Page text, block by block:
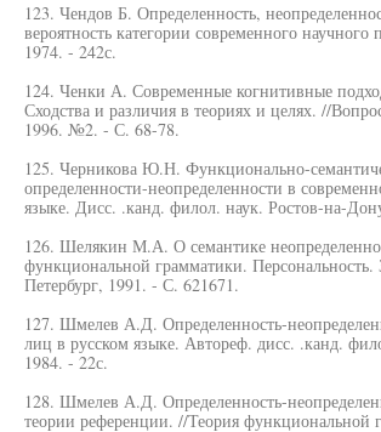
123. Чендов Б. Определенность,
вероятность категории современного
1974. - 242с.
124. Ченки А. Современные когнитивные
Сходства и различия в теориях и целях. //
1996. №2. - С. 68-78.
125. Черникова Ю.Н. Функционально-
определенности-неопределенности в
языке. Дисс. .канд. филол. наук. Ростов-на-
126. Шелякин М.А. О семантике
функциональной грамматики. Персональность.
Петербург, 1991. - С. 621671.
127. Шмелев А.Д. Определенность-
лиц в русском языке. Автореф. дисс. .канд.
1984. - 22с.
128. Шмелев А.Д. Определенность-
теории референции. //Теория функциональной